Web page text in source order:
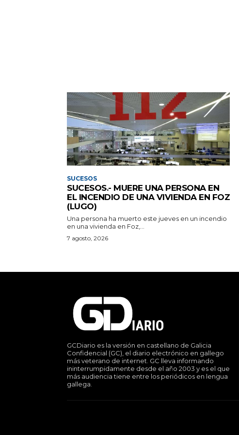
SUCESOS
SUCESOS.- MUERE UNA PERSONA EN
EL INCENDIO DE UNA VIVIENDA EN FOZ
(LUGO)
Una persona ha muerto este jueves en un incendio
en una vivienda en Foz,...
7 agosto, 2026
GCDiario es la versión en castellano de Galicia
Confidencial (GC), el diario electrónico en gallego
más veterano de internet. GC lleva informando
ininterrumpidamente desde el año 2003 y es el que
más audiencia tiene entre los periódicos en lengua
gallega.